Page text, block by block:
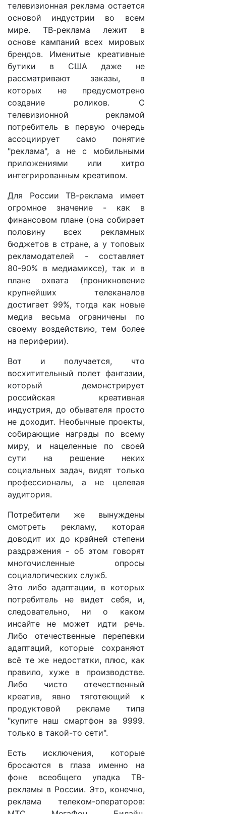
телевизионная реклама остается
основой индустрии во всем
мире. ТВ-реклама лежит в
основе кампаний всех мировых
брендов. Именитые креативные
бутики в США даже не
рассматривают заказы, в
которых не предусмотрено
создание роликов. С
телевизионной рекламой
потребитель в первую очередь
ассоциирует само понятие
"реклама", а не с мобильными
приложениями или хитро
интегрированным креативом.
Для России ТВ-реклама имеет
огромное значение - как в
финансовом плане (она собирает
половину всех рекламных
бюджетов в стране, а у топовых
рекламодателей - составляет
80-90% в медиамиксе), так и в
плане охвата (проникновение
крупнейших телеканалов
достигает 99%, тогда как новые
медиа весьма ограничены по
своему воздействию, тем более
на периферии).
Вот и получается, что
восхитительный полет фантазии,
который демонстрирует
российская креативная
индустрия, до обывателя просто
не доходит. Необычные проекты,
собирающие награды по всему
миру, и нацеленные по своей
сути на решение неких
социальных задач, видят только
профессионалы, а не целевая
аудитория.
Потребители же вынуждены
смотреть рекламу, которая
доводит их до крайней степени
раздражения - об этом говорят
многочисленные опросы
социалогических служб.
Это либо адаптации, в которых
потребитель не видет себя, и,
следовательно, ни о каком
инсайте не может идти речь.
Либо отечественные перепевки
адаптаций, которые сохраняют
всё те же недостатки, плюс, как
правило, хуже в производстве.
Либо чисто отечественный
креатив, явно тяготеющий к
продуктовой рекламе типа
"купите наш смартфон за 9999.
только в такой-то сети".
Есть исключения, которые
бросаются в глаза именно на
фоне всеобщего упадка ТВ-
рекламы в России. Это, конечно,
реклама телеком-операторов: